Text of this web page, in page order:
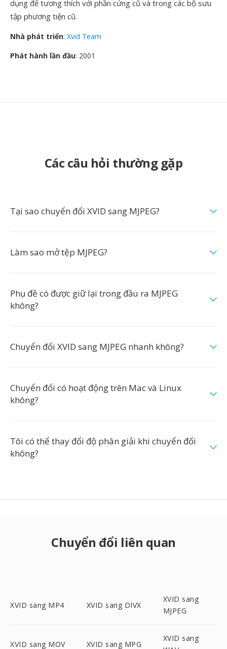
dụng để tương thích với phần cứng cũ và trong các bộ sưu
tập phương tiện cũ.
Nhà phát triển: Xvid Team
Phát hành lần đầu: 2001
Các câu hỏi thường gặp
Tại sao chuyển đổi XVID sang MJPEG?
Làm sao mở tệp MJPEG?
Phụ đề có được giữ lại trong đầu ra MJPEG
không?
Chuyển đổi XVID sang MJPEG nhanh không?
Chuyển đổi có hoạt động trên Mac và Linux
không?
Tôi có thể thay đổi độ phân giải khi chuyển đổi
không?
Chuyển đổi liên quan
XVID sang MP4 XVID sang DIVX
XVID sang
MJPEG
XVID sang MOV XVID sang MPG
XVID sang